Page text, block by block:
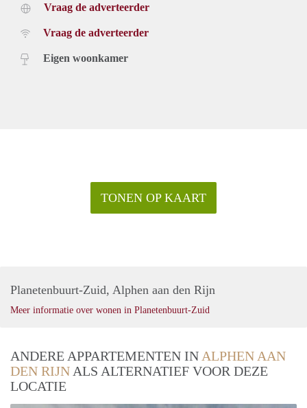
Vraag de adverteerder
Vraag de adverteerder
Eigen woonkamer
TONEN OP KAART
Planetenbuurt-Zuid, Alphen aan den Rijn
Meer informatie over wonen in Planetenbuurt-Zuid
ANDERE APPARTEMENTEN IN ALPHEN AAN
DEN RIJN ALS ALTERNATIEF VOOR DEZE
LOCATIE